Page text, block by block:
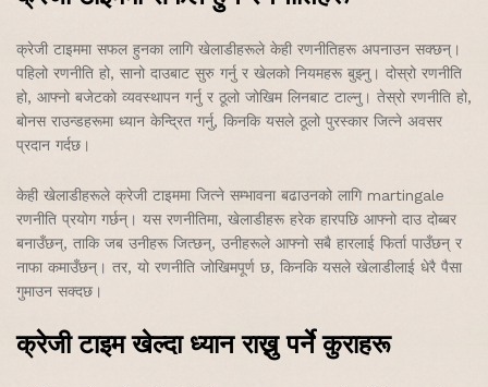
क्रेजी टाइममा सफल हुनका लागि खेलाडीहरूले केही रणनीतिहरू अपनाउन सक्छन्।
पहिलो रणनीति हो, सानो दाउबाट सुरु गर्नु र खेलको नियमहरू बुझ्नु। दोस्रो रणनीति
हो, आफ्नो बजेटको व्यवस्थापन गर्नु र ठूलो जोखिम लिनबाट टाल्नु। तेस्रो रणनीति हो,
बोनस राउन्डहरूमा ध्यान केन्द्रित गर्नु, किनकि यसले ठूलो पुरस्कार जित्ने अवसर
प्रदान गर्दछ।
केही खेलाडीहरूले क्रेजी टाइममा जित्ने सम्भावना बढाउनको लागि martingale
रणनीति प्रयोग गर्छन्। यस रणनीतिमा, खेलाडीहरू हरेक हारपछि आफ्नो दाउ दोब्बर
बनाउँछन्, ताकि जब उनीहरू जित्छन्, उनीहरूले आफ्नो सबै हारलाई फिर्ता पाउँछन् र
नाफा कमाउँछन्। तर, यो रणनीति जोखिमपूर्ण छ, किनकि यसले खेलाडीलाई धेरै पैसा
गुमाउन सक्दछ।
क्रेजी टाइम खेल्दा ध्यान राख्नु पर्ने कुराहरू